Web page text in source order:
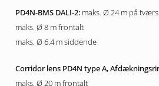
maks. Ø 24 m på tværs
maks. Ø 8 m frontalt
maks. Ø 6.4 m siddende
maks. Ø 20 m frontalt